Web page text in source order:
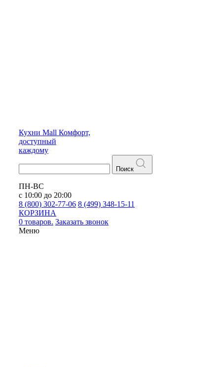
Кухни Mall Комфорт,
доступный
каждому
Поиск
ПН-ВС
с 10:00 до 20:00
8 (800) 302-77-06 8 (499) 348-15-11
КОРЗИНА
0 товаров. Заказать звонок
Меню